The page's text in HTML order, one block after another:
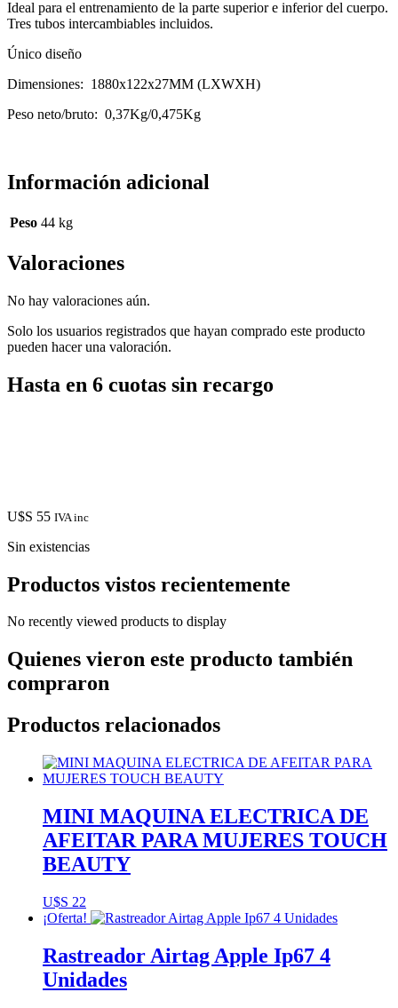
Ideal para el entrenamiento de la parte superior e inferior del cuerpo.
Tres tubos intercambiables incluidos.
Único diseño
Dimensiones: 1880x122x27MM (LXWXH)
Peso neto/bruto: 0,37Kg/0,475Kg
Información adicional
Peso 44 kg
Valoraciones
No hay valoraciones aún.
Solo los usuarios registrados que hayan comprado este producto
pueden hacer una valoración.
Hasta en 6 cuotas sin recargo
U$S 55 IVA inc
Sin existencias
Productos vistos recientemente
No recently viewed products to display
Quienes vieron este producto también
compraron
Productos relacionados
MINI MAQUINA ELECTRICA DE
AFEITAR PARA MUJERES TOUCH
BEAUTY
U$S 22
¡Oferta!
Rastreador Airtag Apple Ip67 4
Unidades